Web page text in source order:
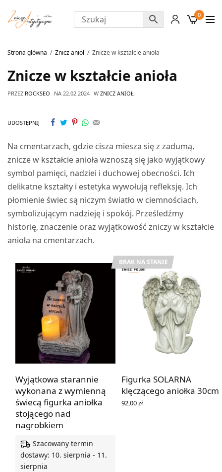
0
Strona główna Znicz anioł Znicze w kształcie anioła
Znicze w kształcie anioła
PRZEZ ROCKSEO NA 22.02.2024 W ZNICZ ANIOŁ
UDOSTĘPNIJ
Na cmentarzach, gdzie cisza miesza się z zadumą,
znicze w kształcie anioła wznoszą się jako wyjątkowy
symbol pamięci, nadziei i duchowej obecności. Ich
delikatne kształty i estetyka wywołują refleksję. Ich
płomienie świec są niczym światło w ciemnościach,
symbolizującym nadzieję i spokój. Prześledźmy
historię, znaczenie oraz wyjątkowość zniczy w kształcie
anioła na cmentarzach.
Wyjątkowa starannie
wykonana z wymienną
świecą figurka aniołka
stojącego nad
nagrobkiem
Szacowany termin
dostawy: 10. sierpnia - 11.
sierpnia
BRAK NA STANIE
Figurka SOLARNA
klęczącego aniołka 30cm
92,00zł